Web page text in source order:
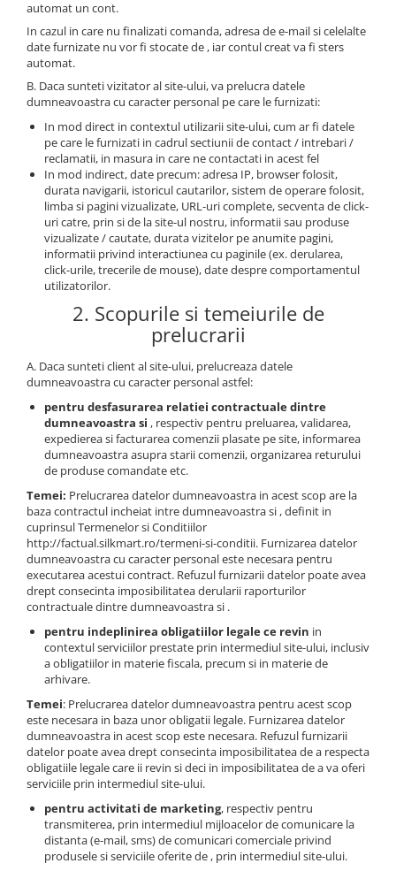
automat un cont.
In cazul in care nu finalizati comanda, adresa de e-mail si celelalte
date furnizate nu vor fi stocate de , iar contul creat va fi sters
automat.
B. Daca sunteti vizitator al site-ului, va prelucra datele
dumneavoastra cu caracter personal pe care le furnizati:
In mod direct in contextul utilizarii site-ului, cum ar fi datele
pe care le furnizati in cadrul sectiunii de contact / intrebari /
reclamatii, in masura in care ne contactati in acest fel
In mod indirect, date precum: adresa IP, browser folosit,
durata navigarii, istoricul cautarilor, sistem de operare folosit,
limba si pagini vizualizate, URL-uri complete, secventa de click-
uri catre, prin si de la site-ul nostru, informatii sau produse
vizualizate / cautate, durata vizitelor pe anumite pagini,
informatii privind interactiunea cu paginile (ex. derularea,
click-urile, trecerile de mouse), date despre comportamentul
utilizatorilor.
2. Scopurile si temeiurile de
prelucrarii
A. Daca sunteti client al site-ului, prelucreaza datele
dumneavoastra cu caracter personal astfel:
pentru desfasurarea relatiei contractuale dintre
dumneavoastra si , respectiv pentru preluarea, validarea,
expedierea si facturarea comenzii plasate pe site, informarea
dumneavoastra asupra starii comenzii, organizarea returului
de produse comandate etc.
Temei: Prelucrarea datelor dumneavoastra in acest scop are la
baza contractul incheiat intre dumneavoastra si , definit in
cuprinsul Termenelor si Conditiilor
http://factual.silkmart.ro/termeni-si-conditii. Furnizarea datelor
dumneavoastra cu caracter personal este necesara pentru
executarea acestui contract. Refuzul furnizarii datelor poate avea
drept consecinta imposibilitatea derularii raporturilor
contractuale dintre dumneavoastra si .
pentru indeplinirea obligatiilor legale ce revin in
contextul serviciilor prestate prin intermediul site-ului, inclusiv
a obligatiilor in materie fiscala, precum si in materie de
arhivare.
Temei: Prelucrarea datelor dumneavoastra pentru acest scop
este necesara in baza unor obligatii legale. Furnizarea datelor
dumneavoastra in acest scop este necesara. Refuzul furnizarii
datelor poate avea drept consecinta imposibilitatea de a respecta
obligatiile legale care ii revin si deci in imposibilitatea de a va oferi
serviciile prin intermediul site-ului.
pentru activitati de marketing, respectiv pentru
transmiterea, prin intermediul mijloacelor de comunicare la
distanta (e-mail, sms) de comunicari comerciale privind
produsele si serviciile oferite de , prin intermediul site-ului.